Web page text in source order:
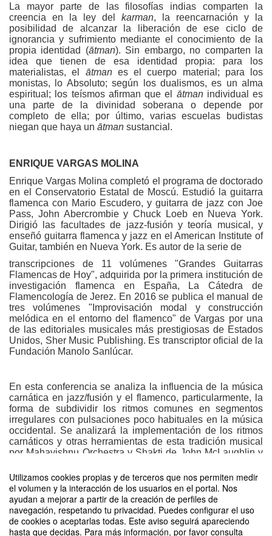
Utilizamos cookies propias y de terceros que nos permiten medir
el volumen y la interacción de los usuarios en el portal. Nos
ayudan a mejorar a partir de la creación de perfiles de
navegación, respetando tu privacidad. Puedes configurar el uso
de cookies o aceptarlas todas. Este aviso seguirá apareciendo
hasta que decidas. Para más información, por favor consulta
La mayor parte de las filosofías indias comparten la
creencia en la ley del karman, la reencarnación y la
posibilidad de alcanzar la liberación de ese ciclo de
ignorancia y sufrimiento mediante el conocimiento de la
propia identidad (ātman). Sin embargo, no comparten la
idea que tienen de esa identidad propia: para los
materialistas, el ātmanes el cuerpo material; para los
monistas, lo Absoluto; según los dualismos, es un alma
espiritual; los teísmos afirman que el ātmanindividual es
una parte de la divinidad soberana o depende por
completo de ella; por último, varias escuelas budistas
niegan que haya un ātman sustancial.
ENRIQUE VARGAS MOLINA
Enrique Vargas Molina completó el programa de doctorado
en el Conservatorio Estatal de Moscú. Estudió la guitarra
flamenca con Mario Escudero, y guitarra de jazz con Joe
Pass, John Abercrombie y Chuck Loeb en Nueva York.
Dirigió las facultades de jazz-fusión y teoría musical, y
enseñó guitarra flamenca y jazz en el American Institute of
Guitar, también en Nueva York. Es autor de la serie de
transcripciones de 11 volúmenes "Grandes Guitarras
Flamencas de Hoy", adquirida por la primera institución de
investigación flamenca en España, La Cátedra de
Flamencología de Jerez. En 2016 se publica el manual de
tres volúmenes "Improvisación modal y construcción
melódica en el entorno del flamenco" de Vargas por una
de las editoriales musicales más prestigiosas de Estados
Unidos, Sher Music Publishing. Es transcriptor oficial de la
Fundación Manolo Sanlúcar.
En esta conferencia se analiza la influencia de la música
carnática en jazz/fusión y el flamenco, particularmente, la
forma de subdividir los ritmos comunes en segmentos
irregulares con pulsaciones poco habituales en la música
occidental. Se analizará la implementación de los ritmos
carnáticos y otras herramientas de esta tradición musical
por Mahavishnu Orchestra y Shakti de John McLaughlin y
“Canción de Amor”. Se expondrá la metodología de la
comunicación creativa entre la música carnática que es
modal con la música tonal del occidente. Se hablará de la
implementación de los modos orientales y su
armonización en el contexto del flamenco y jazz/fusión.